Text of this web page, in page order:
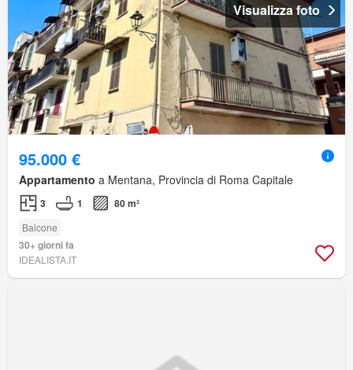
Visualizza foto
95.000 €
Appartamento a Mentana, Provincia di Roma Capitale
3 1 80 m²
Balcone
30+ giorni fa
IDEALISTA.IT